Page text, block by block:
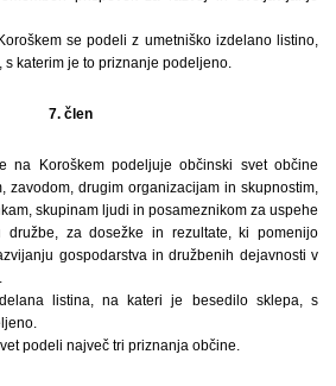
se podeli z umetniško izdelano listino,
katerim je to priznanje podeljeno.
7. člen
na Koroškem podeljuje občinski svet občine
zavodom, drugim organizacijam in skupnostim,
skupinam ljudi in posameznikom za uspehe
družbe, za dosežke in rezultate, ki pomenijo
gospodarstva in družbenih dejavnosti v
listina, na kateri je besedilo sklepa, s
podeli največ tri priznanja občine.